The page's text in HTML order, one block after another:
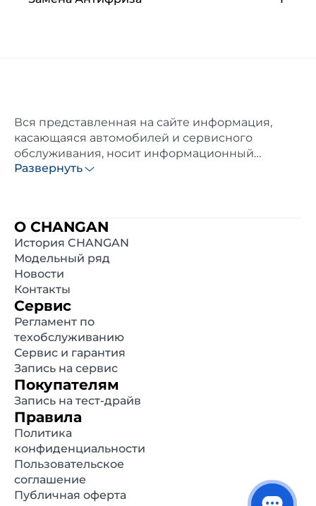
Вся представленная на сайте информация,
касающаяся автомобилей и сервисного
обслуживания, носит информационный
характер и не является публичной офертой.
ценами по расчётам дистрибьютора. Для
получения подробной информации просьба
обращаться к ближайшему официальному
дилеру. Опубликованная на данном сайте
информация может быть изменена в любое
время без предварительного уведомления.
Развернуть
О CHANGAN
История CHANGAN
Модельный ряд
Новости
Контакты
Сервис
Регламент по
техобслуживанию
Сервис и гарантия
Запись на сервис
Покупателям
Запись на тест-драйв
Правила
Политика
конфиденциальности
Пользовательское
соглашение
Публичная оферта